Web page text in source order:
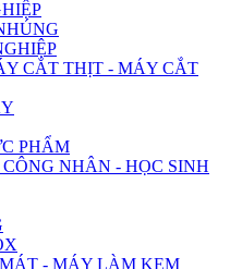
CẮT THỊT - MÁY CẮT
PHẨM
NHÂN - HỌC SINH
- MÁY LÀM KEM